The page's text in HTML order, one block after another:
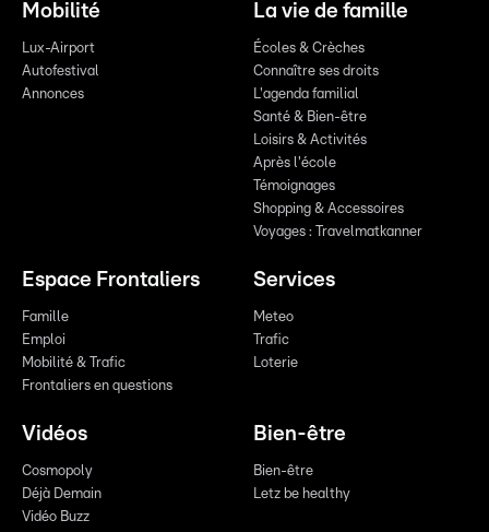
Mobilité
Lux-Airport
Autofestival
Annonces
La vie de famille
Écoles & Crèches
Connaître ses droits
L'agenda familial
Santé & Bien-être
Loisirs & Activités
Après l'école
Témoignages
Shopping & Accessoires
Voyages : Travelmatkanner
Espace Frontaliers
Famille
Emploi
Mobilité & Trafic
Frontaliers en questions
Services
Meteo
Trafic
Loterie
Vidéos
Cosmopoly
Déjà Demain
Vidéo Buzz
Bien-être
Bien-être
Letz be healthy